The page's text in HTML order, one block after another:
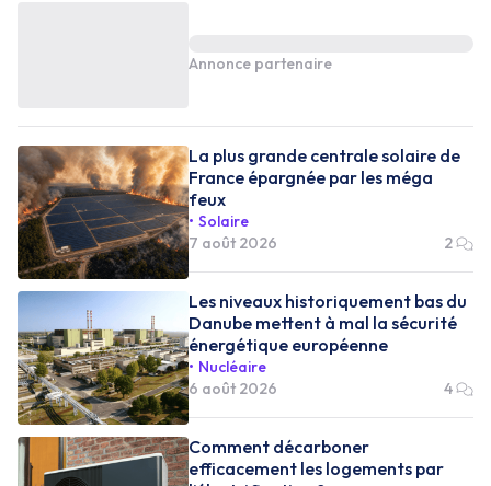
Annonce partenaire
La plus grande centrale solaire de
France épargnée par les méga
feux
Solaire
7 août 2026
2
Les niveaux historiquement bas du
Danube mettent à mal la sécurité
énergétique européenne
Nucléaire
6 août 2026
4
Comment décarboner
efficacement les logements par